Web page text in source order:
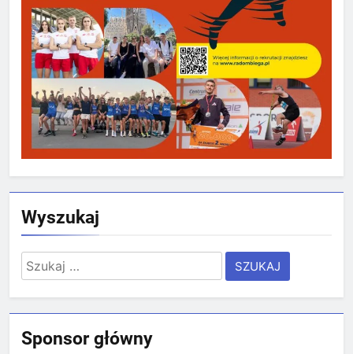
Wyszukaj
Szukaj:
Sponsor główny